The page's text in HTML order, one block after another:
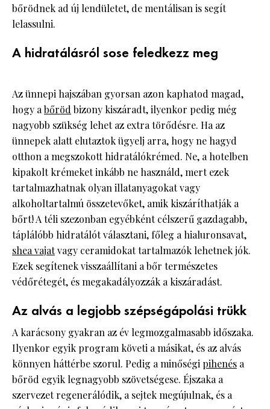
bőrödnek ad új lendületet, de mentálisan is segít
lelassulni.
A hidratálásról sose feledkezz meg
Az ünnepi hajszában gyorsan azon kaphatod magad,
hogy abőröd bizony kiszáradt, ilyenkor pedig még
nagyobb szükség lehet az extra törődésre. Ha az
ünnepek alatt elutaztok ügyelj arra, hogy ne hagyd
otthon a megszokott hidratálókrémed. Ne, a hotelben
kipakolt krémeket inkább ne használd, mert ezek
tartalmazhatnak olyan illatanyagokat vagy
alkoholtartalmú összetevőket, amik kiszáríthatják a
bőrt! A téli szezonban egyébként célszerű gazdagabb,
táplálóbb hidratálót választani, főleg a hialuronsavat,
shea vajatvagy ceramidokat tartalmazók lehetnek jók.
Ezek segítenek visszaállítani a bőr természetes
védőrétegét, és megakadályozzák a kiszáradást.
Az alvás a legjobb szépségápolási trükk
A karácsony gyakran az év legmozgalmasabb időszaka.
Ilyenkor egyik program követi a másikat, és az alvás
könnyen háttérbe szorul. Pedig a minőségi pihenés a
bőröd egyik legnagyobb szövetségese. Éjszaka a
szervezet regenerálódik, a sejtek megújulnak, és a